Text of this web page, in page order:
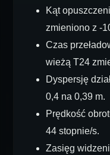
Kąt
zmieniono z -
Czas
wieżą T24
Dyspersję
0,4 na 0,39 m.
Prędkość
44 stopnie/s.
Zasięg